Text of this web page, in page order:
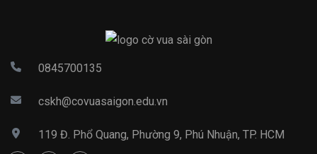
0845700135
cskh@covuasaigon.edu.vn
119 Đ. Phổ Quang, Phường 9, Phú Nhuận, TP. HCM